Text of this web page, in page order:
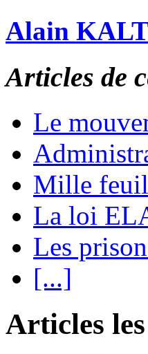
Alain
Articles de
Le
Mille
La loi
Les
[...]
Articles